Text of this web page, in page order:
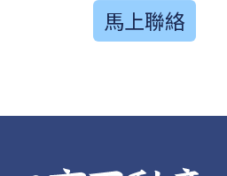
馬上聯絡